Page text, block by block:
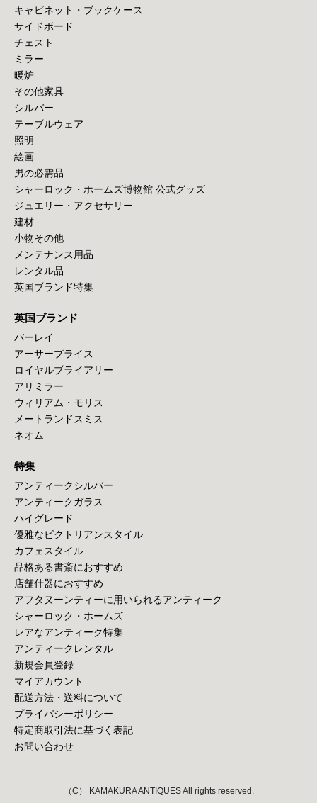
キャビネット・ブックケース
サイドボード
チェスト
ミラー
暖炉
その他家具
シルバー
テーブルウェア
照明
絵画
男の必需品
シャーロック・ホームズ博物館 公式グッズ
ジュエリー・アクセサリー
建材
小物その他
メンテナンス用品
レンタル品
英国ブランド特集
英国ブランド
バーレイ
アーサープライス
ロイヤルブライアリー
アリミラー
ウィリアム・モリス
メートランドスミス
ネオム
特集
アンティークシルバー
アンティークガラス
ハイグレード
優雅なビクトリアンスタイル
カフェスタイル
品格ある書斎におすすめ
店舗什器におすすめ
アフタヌーンティーに用いられるアンティーク
シャーロック・ホームズ
レアなアンティーク特集
アンティークレンタル
新規会員登録
マイアカウント
配送方法・送料について
プライバシーポリシー
特定商取引法に基づく表記
お問い合わせ
（C） KAMAKURA ANTIQUES All rights reserved.